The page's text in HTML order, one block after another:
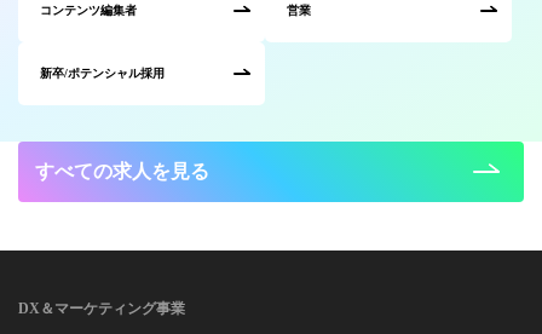
コンテンツ編集者 営業
新卒/ポテンシャル採用
すべての求人を見る
DX＆マーケティング事業